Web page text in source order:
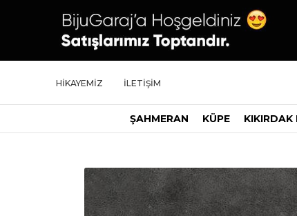
HİKAYEMİZ İLETİŞİM
ŞAHMERAN KÜPE KIKIRDAK